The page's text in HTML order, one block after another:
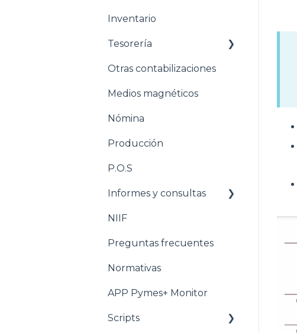
Compras
Estructuración Ventas
Estructuración
Tesorería
Pasos para configurar la
Producción
Estructuración
POS
Estructuración POS
Inventario
Tesorería
Conciliacion bancaria
Otras contabilizaciones
Medios magnéticos
Nómina
Producción
P.O.S
Informes y consultas
Nomina
NIIF
Preguntas frecuentes
Normativas
APP Pymes+ Monitor
Scripts